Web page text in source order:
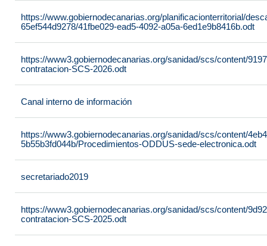
https://www.gobiernodecanarias.org/planificacionterritorial/
65ef544d9278/41fbe029-ead5-4092-a05a-6ed1e9b8416b.odt
https://www3.gobiernodecanarias.org/sanidad/scs/content/
contratacion-SCS-2026.odt
Canal interno de información
https://www3.gobiernodecanarias.org/sanidad/scs/content/
5b55b3fd044b/Procedimientos-ODDUS-sede-electronica.odt
secretariado2019
https://www3.gobiernodecanarias.org/sanidad/scs/content/
contratacion-SCS-2025.odt